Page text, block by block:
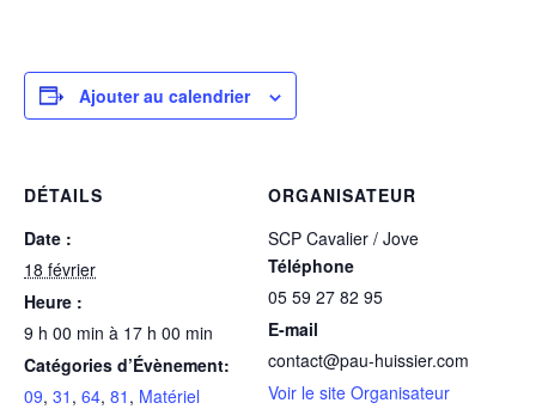
Ajouter au calendrier
DÉTAILS
Date :
18 février
Heure :
9 h 00 min à 17 h 00 min
Catégories d’Évènement:
09, 31 , 64, 81 , Matériel
ORGANISATEUR
SCP Cavalier / Jove
Téléphone
05 59 27 82 95
E-mail
contact@pau-huissier.com
Voir le site Organisateur